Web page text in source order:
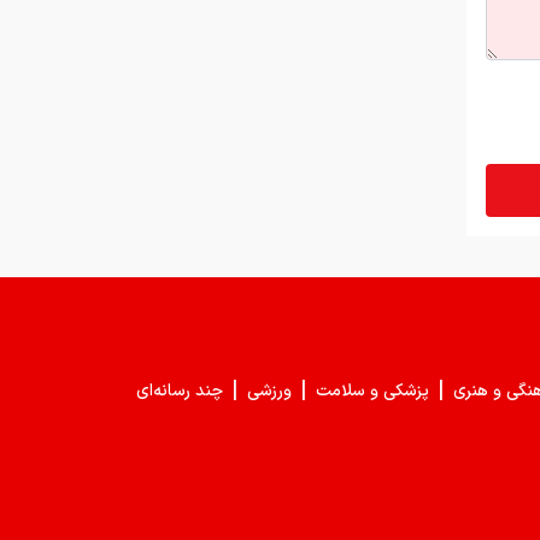
و هنری | پزشکی و سلامت | ورزشی | چند رسانه‌ای